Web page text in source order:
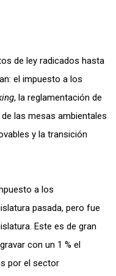
de ley radicados hasta
el impuesto a los
, la reglamentación de
las mesas ambientales
y la transición
a los
pasada, pero fue
Este es de gran
con un 1 % el
por el sector